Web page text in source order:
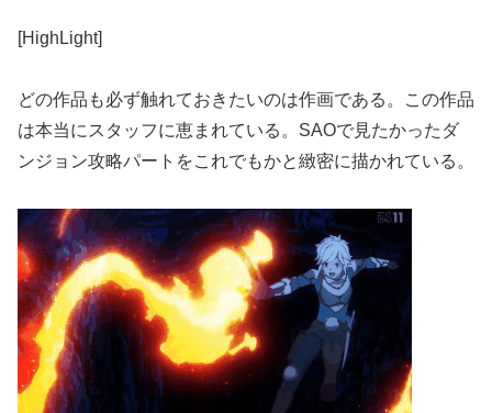
[HighLight]
どの作品も必ず触れておきたいのは作画である。この作品
は本当にスタッフに恵まれている。SAOで見たかったダ
ンジョン攻略パートをこれでもかと緻密に描かれている。